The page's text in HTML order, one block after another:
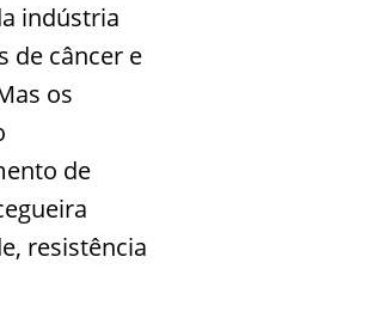
indústria
de câncer e
os
de
resistência